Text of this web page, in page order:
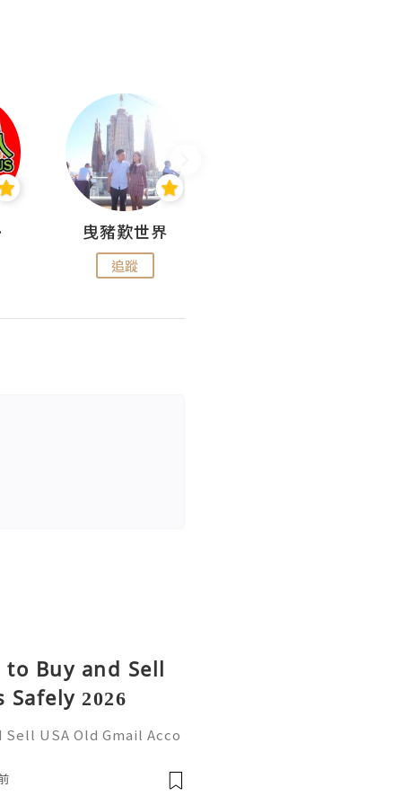
曳豬歎世界
追蹤
Buy and Sell
2026
USA Old Gmail Acco
☠️☠️➤WhatsApp: +1